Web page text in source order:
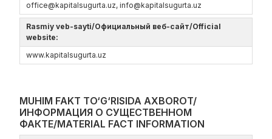
offiсe@kapitalsugurta.uz, info@kapitalsugurta.uz
Rasmiy veb-sayti/Официальный веб-сайт/Official
website:
www.kapitalsugurta.uz
MUHIM FAKT TO‘G‘RISIDA AXBOROT/
ИНФОРМАЦИЯ О СУЩЕСТВЕННОМ
ФАКТЕ/MATERIAL FACT INFORMATION